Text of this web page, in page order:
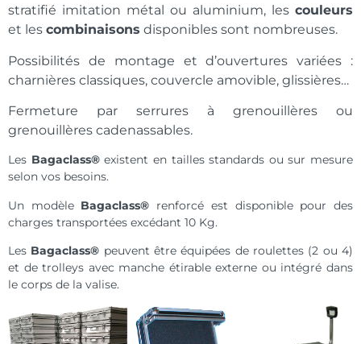
stratifié imitation métal ou aluminium, les couleurs
et les combinaisons disponibles sont nombreuses.
Possibilités de montage et d’ouvertures variées :
charnières classiques, couvercle amovible, glissières…
Fermeture par serrures à grenouillères ou
grenouillères cadenassables.
Les Bagaclass®existent en tailles standards ou sur mesure
selon vos besoins.
Un modèle Bagaclass® renforcé est disponible pour des
charges transportées excédant 10 Kg.
Les Bagaclass® peuvent être équipées de roulettes (2 ou 4)
et de trolleys avec manche étirable externe ou intégré dans
le corps de la valise.